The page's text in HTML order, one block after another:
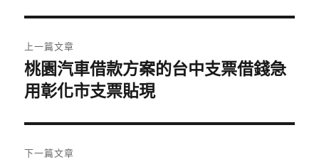
章
導
覽
上一篇文章
上
一
文
章:
桃園汽車借款方案的台中支票借錢急
用彰化市支票貼現
下一篇文章